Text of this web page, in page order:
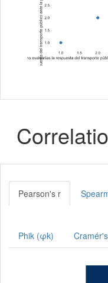
Pearson's r
Phik (φk)